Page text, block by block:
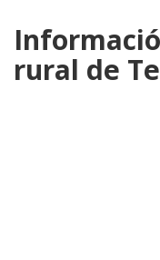
rural de